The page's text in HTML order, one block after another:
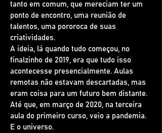
tanto em comum, que mereciam ter um
ponto de encontro, uma reunião de
talentos, uma pororoca de suas
criatividades.
A ideia, lá quando tudo começou, no
finalzinho de 2019, era que tudo isso
acontecesse presencialmente. Aulas
remotas não estavam descartadas, mas
eram coisa para um futuro bem distante.
Até que, em março de 2020, na terceira
aula do primeiro curso, veio a pandemia.
E o universo.